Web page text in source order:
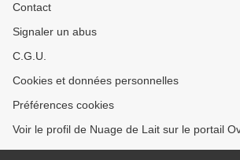
Contact
Signaler un abus
C.G.U.
Cookies et données personnelles
Préférences cookies
Voir le profil de Nuage de Lait sur le portail